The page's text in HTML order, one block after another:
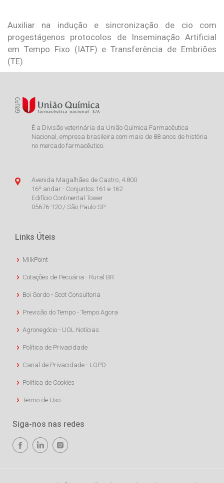
Auxiliar na indução e sincronização de cio com
progestágenos protocolos de Inseminação Artificial
em Tempo Fixo (IATF) e Transferência de Embriões
(TE).
É a Divisão veterinária da União Química Farmacêutica
Nacional, empresa brasileira com mais de 88 anos de história
no mercado farmacêutico.
Avenida Magalhães de Castro, 4.800
16º andar - Conjuntos 161 e 162
Edifício Continental Tower
05676-120 / São Paulo-SP
Links Úteis
MilkPoint
Cotações de Pecuária - Rural BR
Boi Gordo - Scot Consultoria
Previsão do Tempo - Tempo Agora
Agronegócio - UOL Notícias
Política de Privacidade
Canal de Privacidade - LGPD
Política de Cookies
Termo de Uso
Siga-nos nas redes